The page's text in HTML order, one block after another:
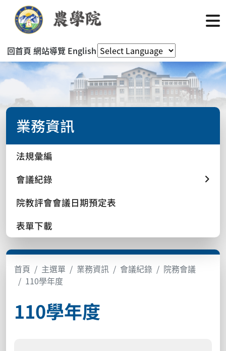
回首頁 網站導覽 English
業務資訊
法規彙編
會議紀錄
院教評會會議日期預定表
表單下載
首頁 主選單 業務資訊 會議紀錄
院務會議
110學年度
110學年度